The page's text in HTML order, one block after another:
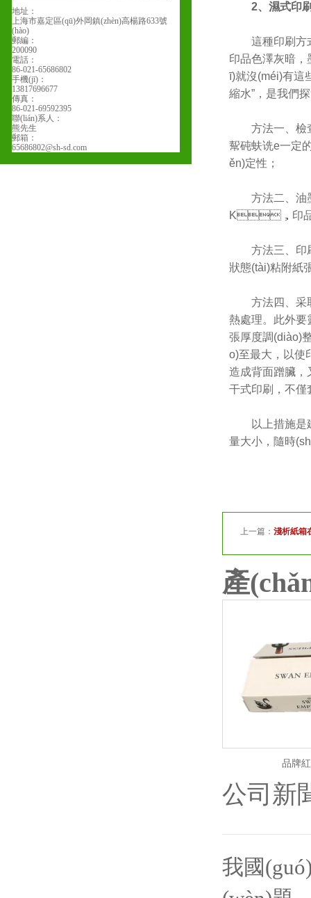
地址：
上海市嘉定區(qū)外岡鎮(zhèn)高楊路633號
(hào)
郵編：
200090
電話：
86-021-65686802
手機(jī)：
13817696677
傳真：
86-021-69592395
聯(lián)系人：
熊先生
郵箱：
65686802@sh-sd.com
2、濕式印
這種印刷方
印品色澤灰暗，
ī)就沒(méi)有這
縮水”，是我
方法一、
幚砘蚨诜e一定的
ěn)定性；
方法二、油
K，印品墨
方法三
狀態(tài)粘附紙張
方法四、
熱處理。此
張厚度調(diào)整
o)至最大，以
造成背面蹭臟
干式印刷，
以上措施是
量大小，隨時
上一篇： 淺析紙箱
產
品牌
公司新
我國